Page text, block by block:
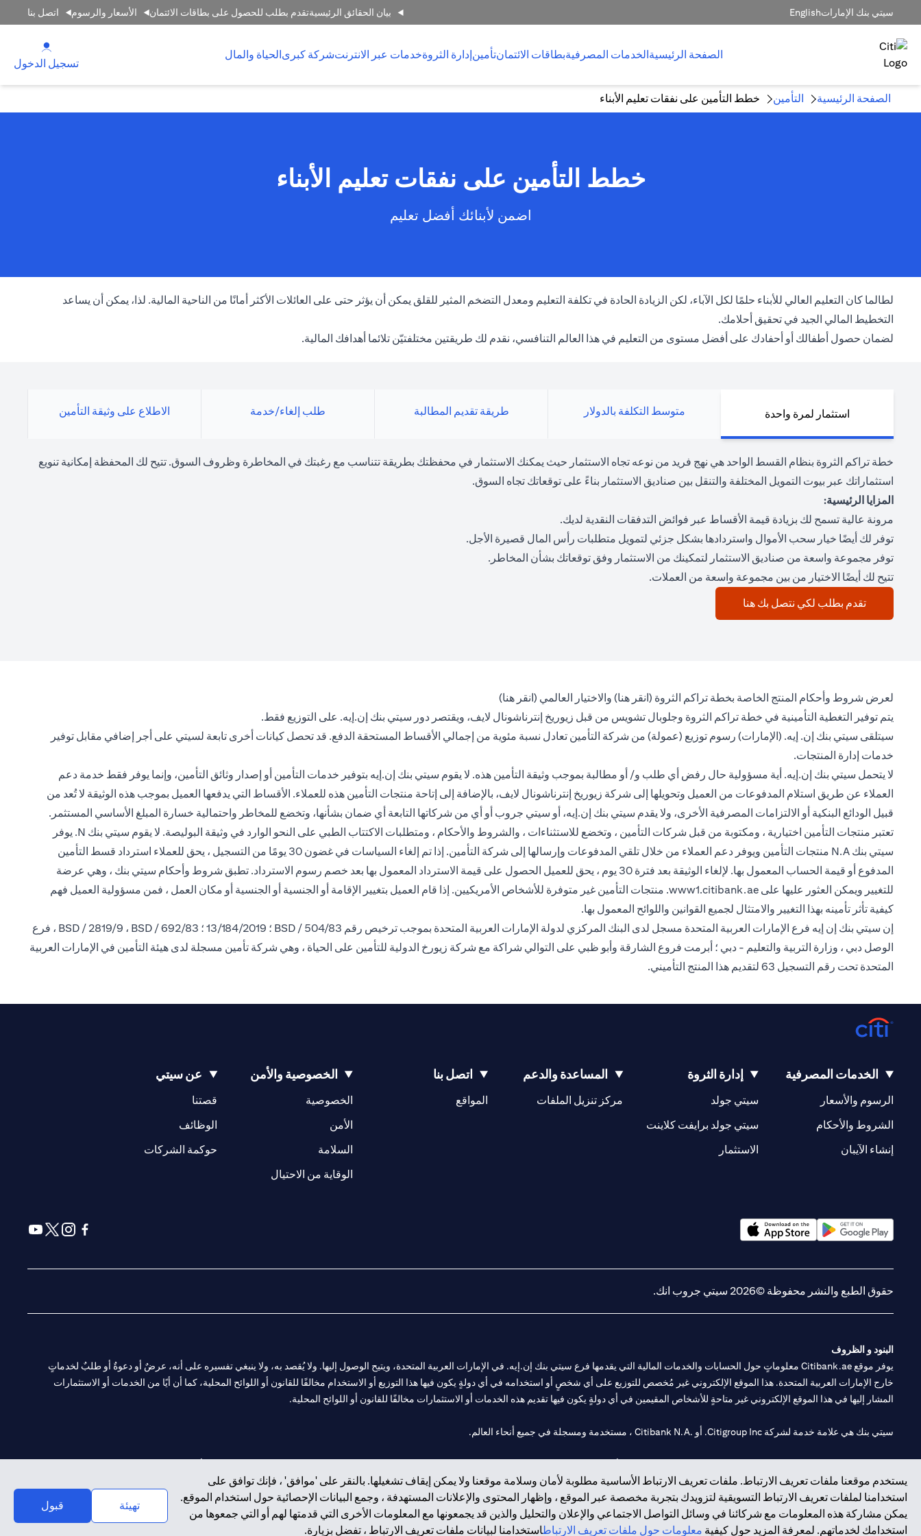
سيتي بنك الإماراتEnglish بيان الحقائق الرئيسيةتقدم بطلب للحصول على بطاقات الائتمان الأسعار والرسوم اتصل بنا
الصفحة الرئيسيةالخدمات المصرفيةبطاقات الائتمانتأمينإدارة الثروةخدمات عبر الانترنتشركة كبرىالحياة والمال
تسجيل الدخول
الصفحة الرئيسية التأمين خطط التأمين على نفقات تعليم الأبناء
خطط التأمين على نفقات تعليم الأبناء
اضمن لأبنائك أفضل تعليم
لطالما كان التعليم العالي للأبناء حلمًا لكل الآباء، لكن الزيادة الحادة في تكلفة التعليم ومعدل التضخم المثير للقلق يمكن أن يؤثر حتى على العائلات الأكثر أمانًا من الناحية المالية. لذا، يمكن أن يساعد
التخطيط المالي الجيد في تحقيق أحلامك.
لضمان حصول أطفالك أو أحفادك على أفضل مستوى من التعليم في هذا العالم التنافسي، نقدم لك طريقتين مختلفتيّن تلائما أهدافك المالية.
استثمار لمرة واحدة متوسط التكلفة بالدولار طريقة تقديم المطالبة طلب إلغاء/خدمة الاطلاع على وثيقة التأمين
خطة تراكم الثروة بنظام القسط الواحد هي نهج فريد من نوعه تجاه الاستثمار حيث يمكنك الاستثمار في محفظتك بطريقة تتناسب مع رغبتك في المخاطرة وظروف السوق. تتيح لك المحفظة إمكانية تنويع
استثماراتك عبر بيوت التمويل المختلفة والتنقل بين صناديق الاستثمار بناءً على توقعاتك تجاه السوق.
المزايا الرئيسية:
مرونة عالية تسمح لك بزيادة قيمة الأقساط عبر فوائض التدفقات النقدية لديك.
توفر لك أيضًا خيار سحب الأموال واستردادها بشكل جزئي لتمويل متطلبات رأس المال قصيرة الأجل.
توفر مجموعة واسعة من صناديق الاستثمار لتمكينك من الاستثمار وفق توقعاتك بشأن المخاطر.
تتيح لك أيضًا الاختيار من بين مجموعة واسعة من العملات.
تقدم بطلب لكي نتصل بك هنا
لعرض شروط وأحكام المنتج الخاصة بخطة تراكم الثروة (انقر هنا(opens in a new tab)) والاختيار العالمي (انقر هنا(opens in a new tab)
)
يتم توفير التغطية التأمينية في خطة تراكم الثروة وجلوبال تشويس من قبل زيوريخ إنترناشونال لايف، ويقتصر دور سيتي بنك إن.إيه. على التوزيع فقط.
سيتلقى سيتي بنك إن. إيه. (الإمارات) رسوم توزيع (عمولة) من شركة التأمين تعادل نسبة مئوية من إجمالي الأقساط المستحقة الدفع. قد تحصل كيانات أخرى تابعة لسيتي على أجر إضافي مقابل توفير
خدمات إدارة المنتجات.
لا يتحمل سيتي بنك إن.إيه. أية مسؤولية حال رفض أي طلب و/ أو مطالبة بموجب وثيقة التأمين هذه. لا يقوم سيتي بنك إن.إيه بتوفير خدمات التأمين أو إصدار وثائق التأمين، وإنما يوفر فقط خدمة دعم
العملاء عن طريق استلام المدفوعات من العميل وتحويلها إلى شركة زيوريخ إنترناشونال لايف، بالإضافة إلى إتاحة منتجات التأمين هذه للعملاء. الأقساط التي يدفعها العميل بموجب هذه الوثيقة لا تُعد من
قبيل الودائع البنكية أو الالتزامات المصرفية الأخرى، ولا يقدم سيتي بنك إن.إيه، أو سيتي جروب أو أي من شركاتها التابعة أي ضمان بشأنها، وتخضع للمخاطر واحتمالية خسارة المبلغ الأساسي المستثمر.
تعتبر منتجات التأمين اختيارية ، ومكتوبة من قبل شركات التأمين ، وتخضع للاستثناءات ، والشروط والأحكام ، ومتطلبات الاكتتاب الطبي على النحو الوارد في وثيقة البوليصة. لا يقوم سيتي بنك N. يوفر
سيتي بنك N.A منتجات التأمين ويوفر دعم العملاء من خلال تلقي المدفوعات وإرسالها إلى شركة التأمين. إذا تم إلغاء السياسات في غضون 30 يومًا من التسجيل ، يحق للعملاء استرداد قسط التأمين
المدفوع أو قيمة الحساب المعمول بها. لإلغاء الوثيقة بعد فترة 30 يوم ، يحق للعميل الحصول على قيمة الاسترداد المعمول بها بعد خصم رسوم الاسترداد. تطبق شروط وأحكام سيتي بنك ، وهي عرضة
للتغيير ويمكن العثور عليها على www1.citibank.ae
(opens in a new tab). منتجات التأمين غير متوفرة للأشخاص الأمريكيين. إذا قام العميل بتغيير الإقامة أو الجنسية أو الجنسية أو مكان العمل ، فمن مسؤولية العميل فهم
كيفية تأثر تأمينه بهذا التغيير والامتثال لجميع القوانين واللوائح المعمول بها.
إن سيتي بنك إن إيه فرع الإمارات العربية المتحدة مسجل لدى البنك المركزي لدولة الإمارات العربية المتحدة بموجب ترخيص رقم BSD / 504/83 ؛ 13/184/2019 ؛ BSD / 2819/9 ، BSD / 692/83 ، فرع
الوصل دبي ، وزارة التربية والتعليم - دبي ؛ أبرمت فروع الشارقة وأبو ظبي على التوالي شراكة مع شركة زيورخ الدولية للتأمين على الحياة ، وهي شركة تأمين مسجلة لدى هيئة التأمين في الإمارات العربية
المتحدة تحت رقم التسجيل 63 لتقديم هذا المنتج التأميني.
يستخدم موقعنا ملفات تعريف الارتباط. ملفات تعريف الارتباط الأساسية مطلوبة لأمان وسلامة موقعنا ولا يمكن إيقاف تشغيلها. بالنقر على 'موافق' ، فإنك توافق على
استخدامنا لملفات تعريف الارتباط التسويقية لتزويدك بتجربة مخصصة عبر الموقع ، وإظهار المحتوى والإعلانات المستهدفة ، وجمع البيانات الإحصائية حول استخدام الموقع.
يمكن مشاركة هذه المعلومات مع شركائنا في وسائل التواصل الاجتماعي والإعلان والتحليل والذين قد يجمعونها مع المعلومات الأخرى التي قدمتها لهم أو التي جمعوها من
استخدامك لخدماتهم. لمعرفة المزيد حول كيفية معلومات حول ملفات تعريف الارتباطاستخدامنا لبيانات ملفات تعريف الارتباط ، تفضل بزيارة.
تهيئة قبول
الخدمات المصرفية
الرسوم والأسعار
الشروط والأحكام
إنشاء الآيبان
إدارة الثروة
سيتي جولد
سيتي جولد برايفت كلاينت
الاستثمار
المساعدة والدعم
مركز تنزيل الملفات
اتصل بنا
المواقع
(opens in a new tab)
الخصوصية والأمن
الخصوصية
الأمن
السلامة
الوقاية من الاحتيال
عن سيتي
قصتنا
(opens in a new tab)
الوظائف
(opens in a new tab)
حوكمة الشركات
(opens in a new tab)
حقوق الطبع والنشر محفوظة ©2026 سيتي جروب انك.
البنود و الظروف
يوفر موقع Citibank.ae معلوماتٍ حول الحسابات والخدمات المالية التي يقدمها فرع سيتي بنك إن.إيه. في الإمارات العربية المتحدة، ويتيح الوصول إليها. ولا يُقصد به، ولا ينبغي تفسيره على أنه، عرضٌ أو دعوةٌ أو طلبٌ لخدماتٍ
خارج الإمارات العربية المتحدة. هذا الموقع الإلكتروني غير مُخصص للتوزيع على أي شخصٍ أو استخدامه في أي دولةٍ يكون فيها هذا التوزيع أو الاستخدام مخالفًا للقانون أو اللوائح المحلية، كما أن أيًا من الخدمات أو الاستثمارات
المشار إليها في هذا الموقع الإلكتروني غير متاحةٍ للأشخاص المقيمين في أي دولةٍ يكون فيها تقديم هذه الخدمات أو الاستثمارات مخالفًا للقانون أو اللوائح المحلية.
سيتي بنك هي علامة خدمة لشركة Citigroup Inc. أو .Citibank N.A ، مستخدمة ومسجلة في جميع أنحاء العالم.
فرع سيتي بنك إن إيه - الإمارات العربية المتحدة مرخص من مصرف الإمارات العربية المتحدة المركزي كفرع لبنك أجنبي.
وسيط تداول في الأسواق الدولية بموجب ترخيص رقم 20200000198 ج) إدارة المحافظ بموجب ترخيص رقم 20200000240 د) الحفظ بموجب ترخيص رقم 602003.
حقوق الطبع والنشر محفوظة ©2026 سيتي جروب انك.